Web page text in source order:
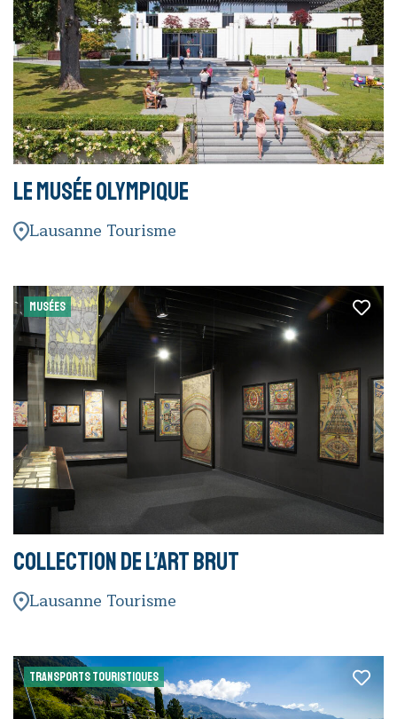
Le Musée Olympique
Lausanne Tourisme
MUSÉES
Collection de l’Art Brut
Lausanne Tourisme
TRANSPORTS TOURISTIQUES